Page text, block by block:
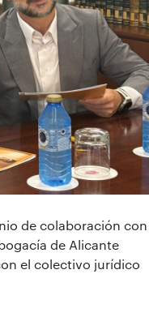
de colaboración con
de Alicante
el colectivo jurídico